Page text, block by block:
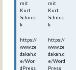
mit
Kurt
Schnec
k
https://
www.ze
dakah.d
e/Wor
dPress
mit
Kurt
Schnec
k
https://
www.ze
dakah.d
e/Word
Press_